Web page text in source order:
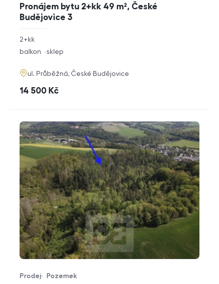
Pronájem bytu 2+kk 49 m², České
Budějovice 3
rozměry
dispozice
2+kk
funkce
balkon sklep
adresa
ul. Průběžná, České Budějovice
cena
14 500 Kč
Typ nabídky
Prodej
Typ nemovitosti
Pozemek